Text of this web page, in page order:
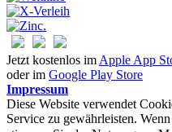
Jetzt kostenlos im Apple App
oder im Google Play Store
Impressum
Diese Website verwendet
Service zu gewährleisten.